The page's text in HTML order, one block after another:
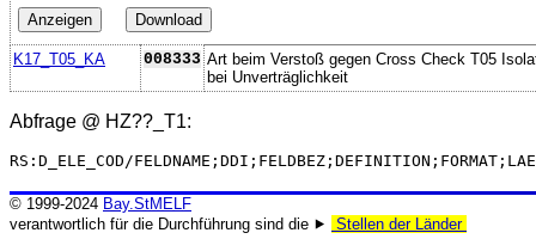
K17_T05_KA 008333 Art beim Verstoß gegen Cross Check T05
bei Unverträglichkeit
Abfrage @ HZ??_T1:
RS:D_ELE_COD/
© 1999-2024 Bay.StMELF
verantwortlich für die Durchführung sind die ⯈
Stellen der Länder